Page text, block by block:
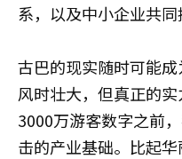
系，以及中小企业共同
古巴的现实随时可能
风时壮大，但真正的
3000万游客数字之前
击的产业基础。比起